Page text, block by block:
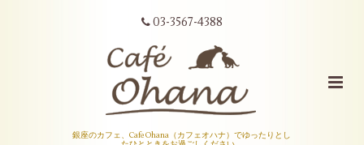
03-3567-4388
銀座のカフェ、Cafe Ohana（カフェオハナ）でゆったりとし